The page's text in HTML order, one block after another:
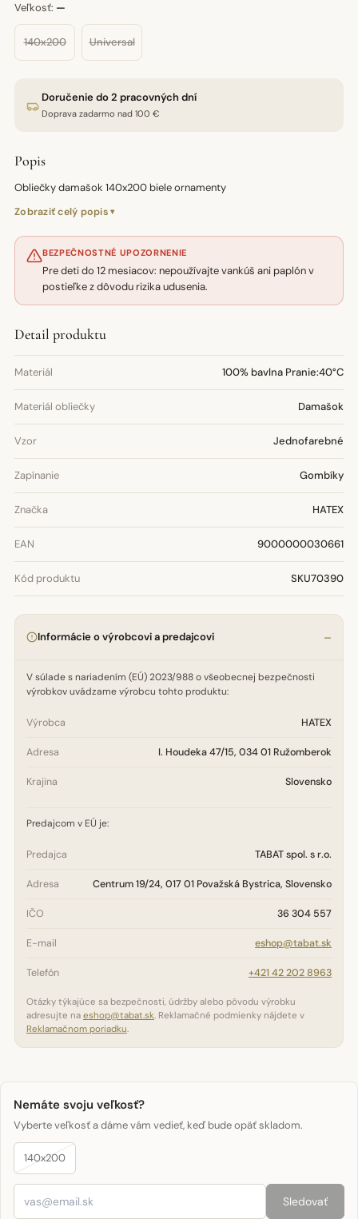
Veľkosť: —
140x200 Universal
Doručenie do 2 pracovných dní
Doprava zadarmo nad 100 €
Popis
Obliečky damašok 140x200 biele ornamenty
Zobraziť celý popis
BEZPEČNOSTNÉ UPOZORNENIE
Pre deti do 12 mesiacov: nepoužívajte vankúš ani paplón v
postieľke z dôvodu rizika udusenia.
Detail produktu
Materiál 100% bavlna Pranie:40°C
Materiál obliečky Damašok
Vzor Jednofarebné
Zapínanie Gombíky
Značka HATEX
EAN 9000000030661
Kód produktu SKU70390
Informácie o výrobcovi a predajcovi
V súlade s nariadením (EÚ) 2023/988 o všeobecnej bezpečnosti
výrobkov uvádzame výrobcu tohto produktu:
Výrobca HATEX
Adresa I. Houdeka 47/15, 034 01 Ružomberok
Krajina Slovensko
Predajcom v EÚ je:
Predajca TABAT spol. s r.o.
Adresa Centrum 19/24, 017 01 Považská Bystrica, Slovensko
IČO 36 304 557
E-mail eshop@tabat.sk
Telefón +421 42 202 8963
Otázky týkajúce sa bezpečnosti, údržby alebo pôvodu výrobku
adresujte na eshop@tabat.sk. Reklamačné podmienky nájdete v
Reklamačnom poriadku.
Nemáte svoju veľkosť?
Vyberte veľkosť a dáme vám vedieť, keď bude opäť skladom.
140x200
Sledovať